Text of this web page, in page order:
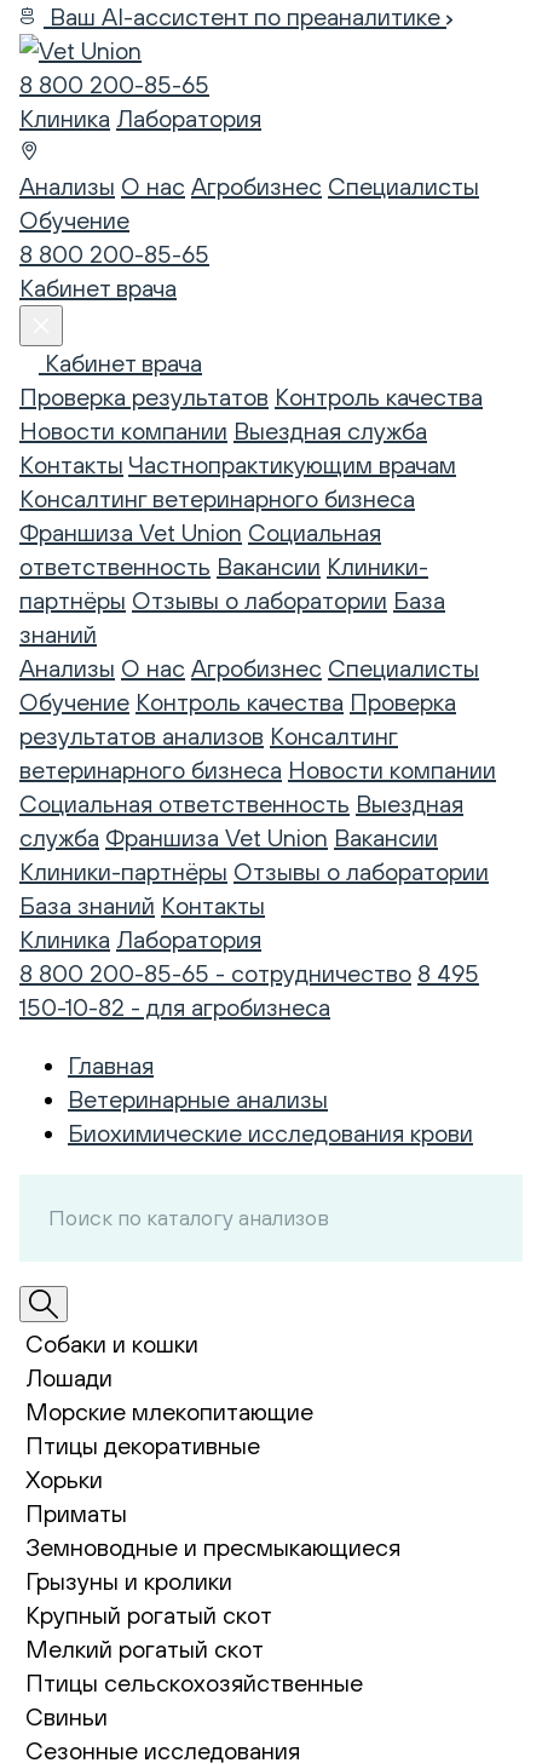
Ваш AI-ассистент по преаналитике
8 800 200-85-65
Клиника Лаборатория
Анализы О нас Агробизнес Специалисты
Обучение
8 800 200-85-65
Кабинет врача
Кабинет врача
Проверка результатов Контроль качества
Новости компании Выездная служба
Контакты Частнопрактикующим врачам
Консалтинг ветеринарного бизнеса
Франшиза Vet Union Социальная
ответственность Вакансии Клиники-
партнёры Отзывы о лаборатории База
знаний
Анализы О нас Агробизнес Специалисты
Обучение Контроль качества Проверка
результатов анализов Консалтинг
ветеринарного бизнеса Новости компании
Социальная ответственность Выездная
служба Франшиза Vet Union Вакансии
Клиники-партнёры Отзывы о лаборатории
База знаний Контакты
Клиника Лаборатория
8 800 200-85-65 - сотрудничество 8 495
150-10-82 - для агробизнеса
Главная
Ветеринарные анализы
Биохимические исследования крови
Собаки и кошки
Лошади
Морские млекопитающие
Птицы декоративные
Хорьки
Приматы
Земноводные и пресмыкающиеся
Грызуны и кролики
Крупный рогатый скот
Мелкий рогатый скот
Птицы сельскохозяйственные
Свиньи
Сезонные исследования